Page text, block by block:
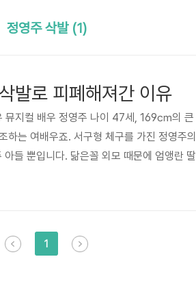
정영주 삭발 (1)
발로 피폐해져간 이유
뮤지컬 배우 정영주 나이 47세, 169㎝의 큰
는 여배우죠. 서구형 체구를 가진 정영주의
들 뿐입니다. 닮은꼴 외모 때문에 엄앵란 딸
이 없죠. 진짜 엄앵란 딸은 강경아, 강수화이
성황후', 브로드웨이 대형 뮤지컬 '미녀와 야
1